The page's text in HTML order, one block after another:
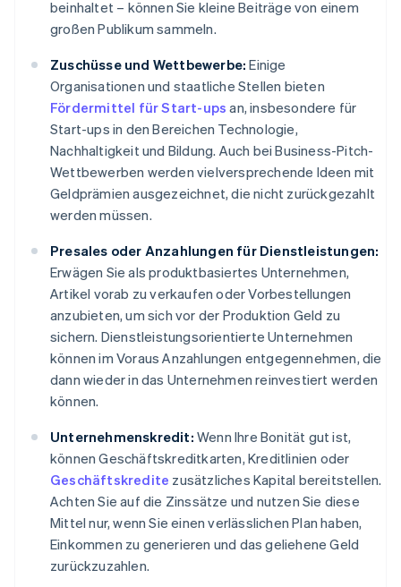
beinhaltet – können Sie kleine Beiträge von einem
großen Publikum sammeln.
Zuschüsse und Wettbewerbe: Einige
Organisationen und staatliche Stellen bieten
Fördermittel für Start-ups an, insbesondere für
Start-ups in den Bereichen Technologie,
Nachhaltigkeit und Bildung. Auch bei Business-Pitch-
Wettbewerben werden vielversprechende Ideen mit
Geldprämien ausgezeichnet, die nicht zurückgezahlt
werden müssen.
Presales oder Anzahlungen für Dienstleistungen:
Erwägen Sie als produktbasiertes Unternehmen,
Artikel vorab zu verkaufen oder Vorbestellungen
anzubieten, um sich vor der Produktion Geld zu
sichern. Dienstleistungsorientierte Unternehmen
können im Voraus Anzahlungen entgegennehmen, die
dann wieder in das Unternehmen reinvestiert werden
können.
Unternehmenskredit: Wenn Ihre Bonität gut ist,
können Geschäftskreditkarten, Kreditlinien oder
Geschäftskredite zusätzliches Kapital bereitstellen.
Achten Sie auf die Zinssätze und nutzen Sie diese
Mittel nur, wenn Sie einen verlässlichen Plan haben,
Einkommen zu generieren und das geliehene Geld
zurückzuzahlen.